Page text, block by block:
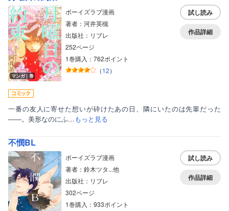
マンガ｜巻
ボーイズラブ漫画
著者：河井英槻
出版社：リブレ
252ページ
1巻購入：762ポイント
（12）
試し読み
作品詳細
一番の友人に寄せた想いが砕けたあの日、隣にいたのは先輩だった
――。美形なのにふ…もっと見る
不憫BL
ボーイズラブ漫画
著者：鈴木ツタ...他
出版社：リブレ
302ページ
1巻購入：933ポイント
試し読み
作品詳細